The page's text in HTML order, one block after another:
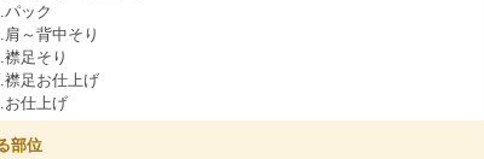
パック
肩～背中そり
襟足そり
襟足お仕上げ
お仕上げ
部位